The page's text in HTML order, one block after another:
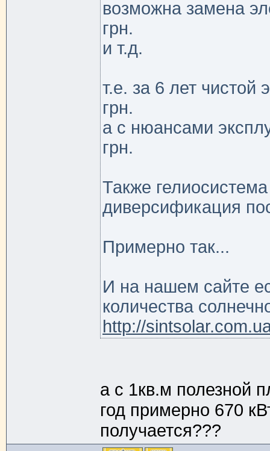
возможна замена
грн.
и т.д.
т.е. за 6 лет чистой
грн.
а с нюансами
грн.
Также
диверсификация
Примерно так...
И на нашем сайте
количества
http://
а с 1кв.м полезной
год примерно 670
получается???